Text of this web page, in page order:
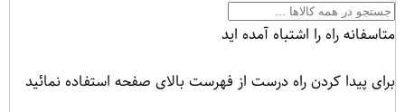
متاسفانه راه را اشتباه آمده اید
برای پیدا کردن راه درست از فهرست بالای صفحه استفاده نمائید